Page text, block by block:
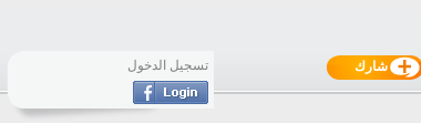
شارك تسجيل الدخول